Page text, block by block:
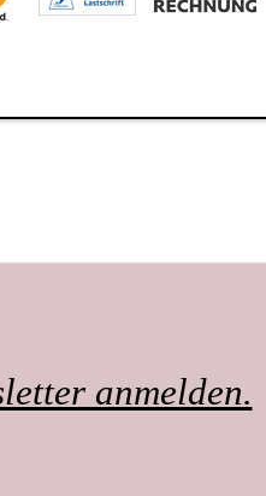
anmelden.